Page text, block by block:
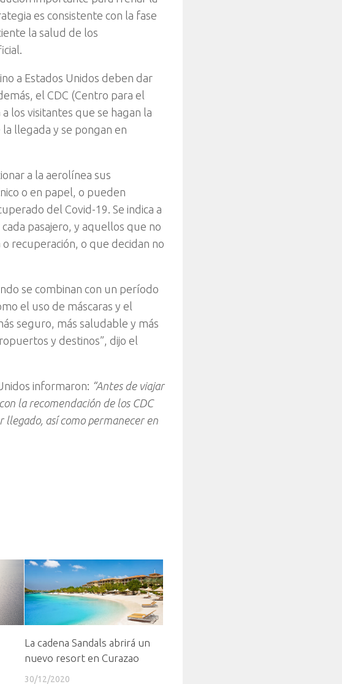
es consistente con la fase
la salud de los
a Estados Unidos deben dar
el CDC (Centro para el
los visitantes que se hagan la
llegada y se pongan en
a la aerolínea sus
o en papel, o pueden
del Covid-19. Se indica a
pasajero, y aquellos que no
recuperación, o que decidan no
se combinan con un período
el uso de máscaras y el
seguro, más saludable y más
y destinos”, dijo el
informaron: “Antes de viajar
la recomendación de los CDC
llegado, así como permanecer en
La cadena Sandals abrirá un
nuevo resort en Curazao
30/12/2020